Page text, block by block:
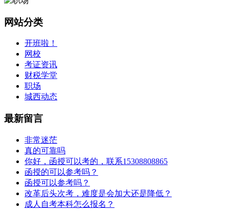
网站分类
开班啦！
网校
考证资讯
财税学堂
职场
城西动态
最新留言
非常迷茫
真的可靠吗
你好，函授可以考的，联系15308808865
函授的可以参考吗？
函授可以参考吗？
改革后头次考，难度是会加大还是降低？
成人自考本科怎么报名？